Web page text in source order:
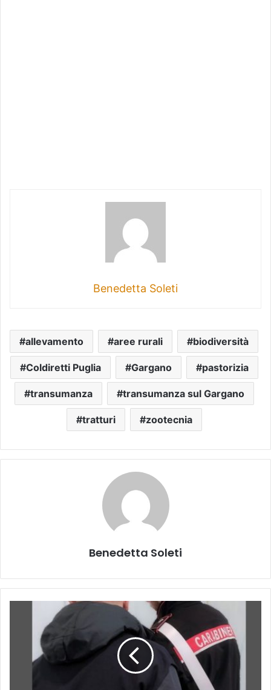
Benedetta Soleti
allevamento aree rurali biodiversità
Coldiretti Puglia Gargano pastorizia
transumanza transumanza sul Gargano
tratturi zootecnia
Benedetta Soleti
arrestato